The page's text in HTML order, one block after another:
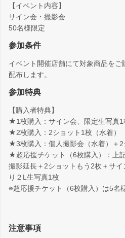
【イベント内容】
サイン会・撮影会
50名様限定
参加条件
イベント開催店舗にて対象商品を
配布します。
参加特典
【購入者特典】
★1枚購入：サイン会、限定生写真1
★2枚購入：2ショット1枚（水着）
★3枚購入：個人撮影会（水着）＋2
★超応援チケット（6枚購入）：上
撮影延長＋2ショットもう2枚＋サ
り２L生写真1枚
※超応援チケット（6枚購入）は5名
注意事項